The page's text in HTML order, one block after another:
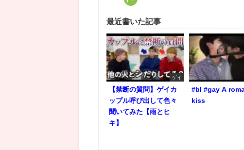
最近書いた記事
ゲイ
【禁断の質問】ゲイカ
ップル呼び出して色々
聞いてみた【雨とヒ
キ】
#bl #gay A
kiss